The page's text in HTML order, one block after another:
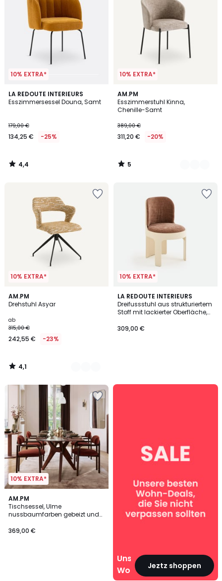
10% EXTRA*
LA REDOUTE INTERIEURS
Esszimmersessel Douna, Samt
179,00 €
134,25 € -25%
4,4
/ 5
4,4
/
10% EXTRA*
AM.PM
Esszimmerstuhl Kinna,
Chenille-Samt
389,00 €
311,20 € -20%
5
/
5
2
Farben
5
/
10% EXTRA*
AM.PM
Drehstuhl Asyar
ab
315,00 €
242,55 € -23%
4,1
/ 5
2
Farben
4,1
/
10% EXTRA*
LA REDOUTE INTERIEURS
Dreifussstuhl aus strukturiertem
Stoff mit lackierter Oberfläche,
309,00 €
10% EXTRA*
AM.PM
Tischsessel, Ulme
nussbaumfarben gebeizt und
369,00 €
Unsere
Wohn‑DealsJeztz shoppen
Unsere